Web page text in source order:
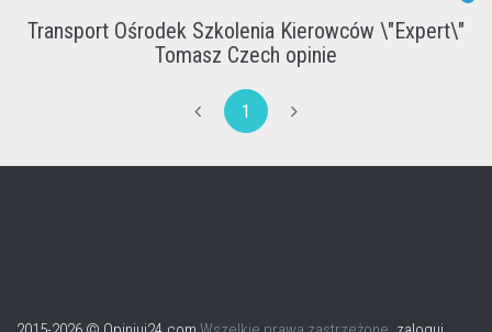
Transport Ośrodek Szkolenia Kierowców \"Expert\"
Tomasz Czech opinie
1